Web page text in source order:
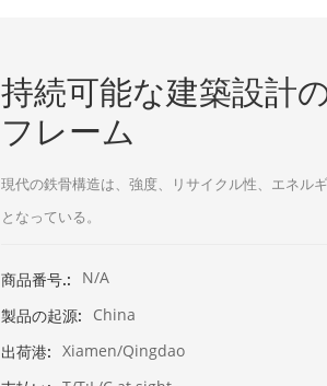
持続可能な建築設計
フレーム
現代の鉄骨構造は、強度、リサイクル性、エネル
となっている。
商品番号.:
N/A
製品の起源:
China
出荷港: Xiamen/Qingdao